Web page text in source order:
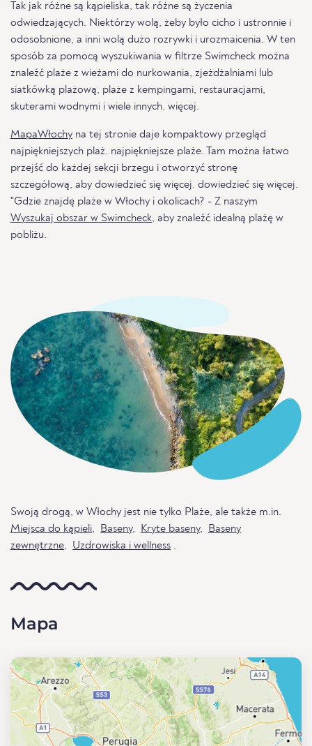
Tak jak różne są kąpieliska, tak różne są życzenia
odwiedzających. Niektórzy wolą, żeby było cicho i ustronnie i
odosobnione, a inni wolą dużo rozrywki i urozmaicenia. W ten
sposób za pomocą wyszukiwania w filtrze Swimcheck można
znaleźć plaże z wieżami do nurkowania, zjeżdżalniami lub
siatkówką plażową, plaże z kempingami, restauracjami,
skuterami wodnymi i wiele innych. więcej.
MapaWłochy na tej stronie daje kompaktowy przegląd
najpiękniejszych plaż. najpiękniejsze plaże. Tam można łatwo
przejść do każdej sekcji brzegu i otworzyć stronę
szczegółową, aby dowiedzieć się więcej. dowiedzieć się więcej.
"Gdzie znajdę plaże w Włochy i okolicach? - Z naszym
Wyszukaj obszar w Swimcheck, aby znaleźć idealną plażę w
pobliżu.
Swoją drogą, w Włochy jest nie tylko Plaże, ale także m.in.
Miejsca do kąpieli, Baseny, Kryte baseny,
Baseny
zewnętrzne, Uzdrowiska i wellness .
Mapa